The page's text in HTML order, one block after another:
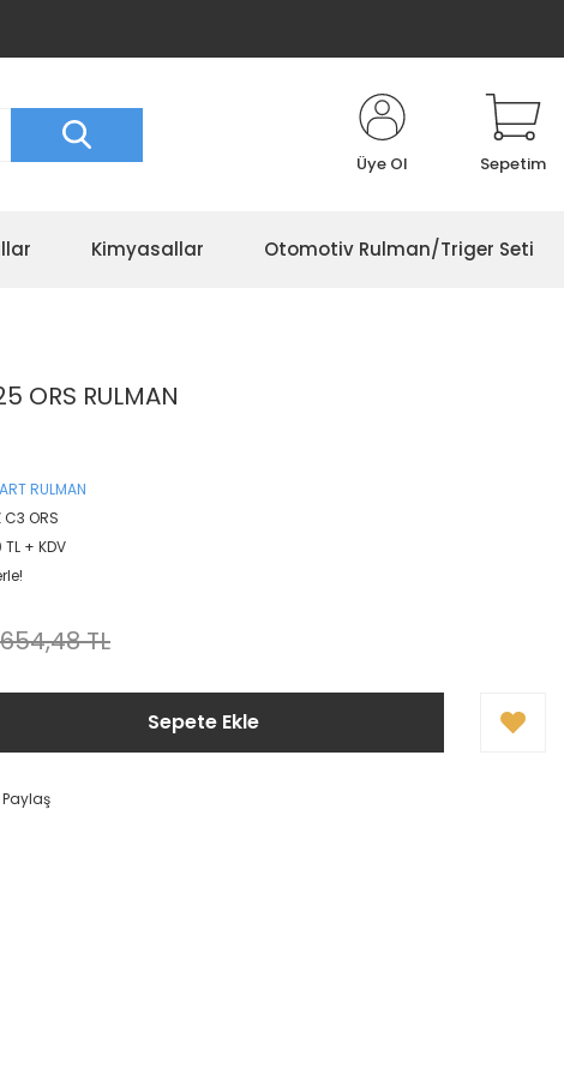
Üye Ol Sepetim
Kimyasallar Otomotiv Rulman/Triger Seti
ORS RULMAN
RULMAN
ORS
+ KDV
654,48 TL
Sepete Ekle
Paylaş